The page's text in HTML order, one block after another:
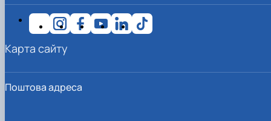
Поштова адреса
Карта сайту